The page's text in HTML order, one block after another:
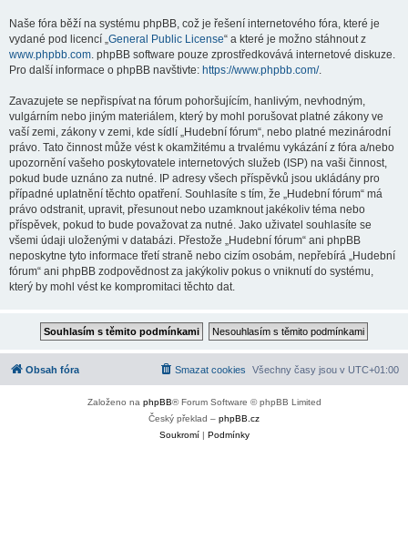
Naše fóra běží na systému phpBB, což je řešení internetového fóra, které je
vydané pod licencí „General Public License“ a které je možno stáhnout z
www.phpbb.com. phpBB software pouze zprostředkovává internetové diskuze.
Pro další informace o phpBB navštivte: https://www.phpbb.com/.
Zavazujete se nepřispívat na fórum pohoršujícím, hanlivým, nevhodným,
vulgárním nebo jiným materiálem, který by mohl porušovat platné zákony ve
vaší zemi, zákony v zemi, kde sídlí „Hudební fórum“, nebo platné mezinárodní
právo. Tato činnost může vést k okamžitému a trvalému vykázání z fóra a/nebo
upozornění vašeho poskytovatele internetových služeb (ISP) na vaši činnost,
pokud bude uznáno za nutné. IP adresy všech příspěvků jsou ukládány pro
případné uplatnění těchto opatření. Souhlasíte s tím, že „Hudební fórum“ má
právo odstranit, upravit, přesunout nebo uzamknout jakékoliv téma nebo
příspěvek, pokud to bude považovat za nutné. Jako uživatel souhlasíte se
všemi údaji uloženými v databázi. Přestože „Hudební fórum“ ani phpBB
neposkytne tyto informace třetí straně nebo cizím osobám, nepřebírá „Hudební
fórum“ ani phpBB zodpovědnost za jakýkoliv pokus o vniknutí do systému,
který by mohl vést ke kompromitaci těchto dat.
Obsah fóra Všechny časy jsou v UTC+01:00
Smazat cookies
Založeno na phpBB® Forum Software © phpBB Limited
Český překlad – phpBB.cz
Soukromí| Podmínky